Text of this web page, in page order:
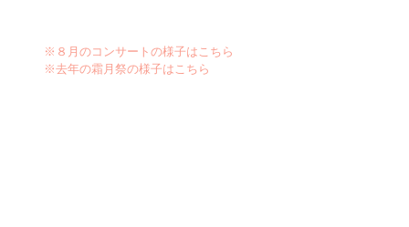
※８月のコンサートの様子はこちら
※去年の霜月祭の様子はこちら